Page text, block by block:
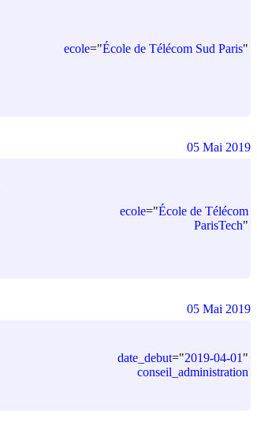
ecole="École de Télécom Sud Paris"
ecole="École de Télécom
ParisTech"
05 Mai 2019
date_debut="2019-04-01 "
conseil_administration
05 Mai 2019